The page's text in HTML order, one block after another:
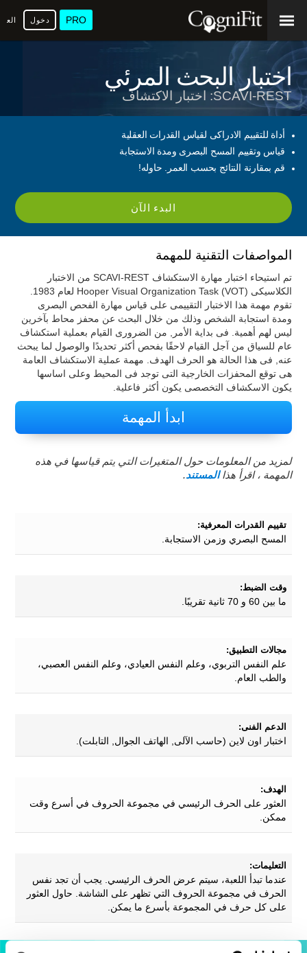
PRO دخول
اختبار البحث المرئي
SCAVI-REST: اختبار الاكتشاف
أداة للتقييم الادراكى لقياس القدرات العقلية
قياس وتقييم المسح البصرى ومدة الاستجابة
قم بمقارنة النتائج بحسب العمر. حاوله!
البدء الآن
المواصفات التقنية للمهمة
تم استيحاء اختبار مهارة الاستكشاف SCAVI-REST من الاختبار
تقوم مهمة هذا الاختبار التقييمى على قياس مهارة الفحص البصرى
ومدة استجابة الشخص وذلك من خلال البحث عن محفز محاط بآخرين
ليس لهم أهمية. فى بداية الأمر, من الضرورى القيام بعملية استكشاف
عام للسياق من آجل القيام لاحقًا بفحص أكثر تحديدًا والوصول لما يبحث
عنه, فى هذا الحالة هو الحرف الهدف. مهمة عملية الاستكشاف العامة
هى توقع المحفزات الخارجية التى توجد فى المحيط وعلى اساسها
يكون الاسكشاف التخصصى يكون أكثر فاعلية.
ابدأ المهمة
لمزيد من المعلومات حول المتغيرات التي يتم قياسها في هذه
المهمة ، اقرأ هذاالمستند.
تقييم القدرات المعرفية:
المسح البصري وزمن الاستجابة.
وقت الضبط:
ما بين 60 و 70 ثانية تقريبًا.
مجالات التطبيق:
علم النفس التربوي، وعلم النفس العيادي، وعلم النفس العصبي،
والطب العام.
الدعم الفنى:
اختبار اون لاين (حاسب الآلى, الهاتف الجوال, التابلت).
الهدف:
العثور على الحرف الرئيسي في مجموعة الحروف في أسرع وقت
ممكن.
التعليمات:
عندما تبدأ اللعبة، سيتم عرض الحرف الرئيسي. يجب أن تجد نفس
الحرف في مجموعة الحروف التي تظهر على الشاشة. حاول العثور
على كل حرف في المجموعة بأسرع ما يمكن.